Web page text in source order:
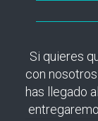
Si quieres
con
has llegado